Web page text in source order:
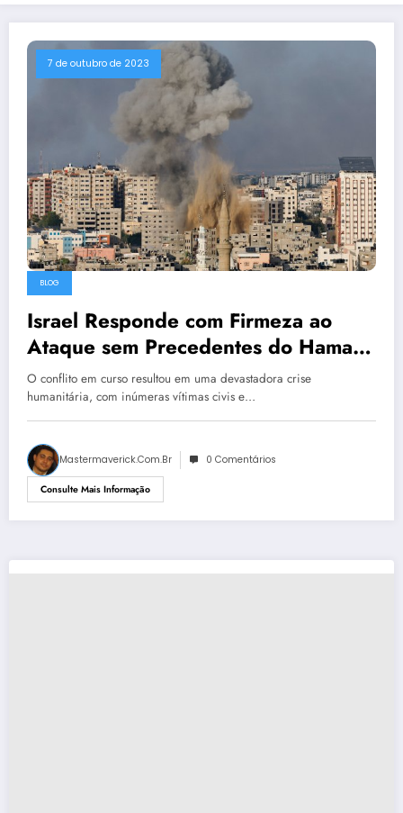
7 de outubro de 2023
BLOG
Israel Responde com Firmeza ao
Ataque sem Precedentes do Hamas:
Desenvolvimento da Crise na Região
O conflito em curso resultou em uma devastadora crise
humanitária, com inúmeras vítimas civis e…
Mastermaverick.com.br 0 Comentários
Consulte Mais Informação